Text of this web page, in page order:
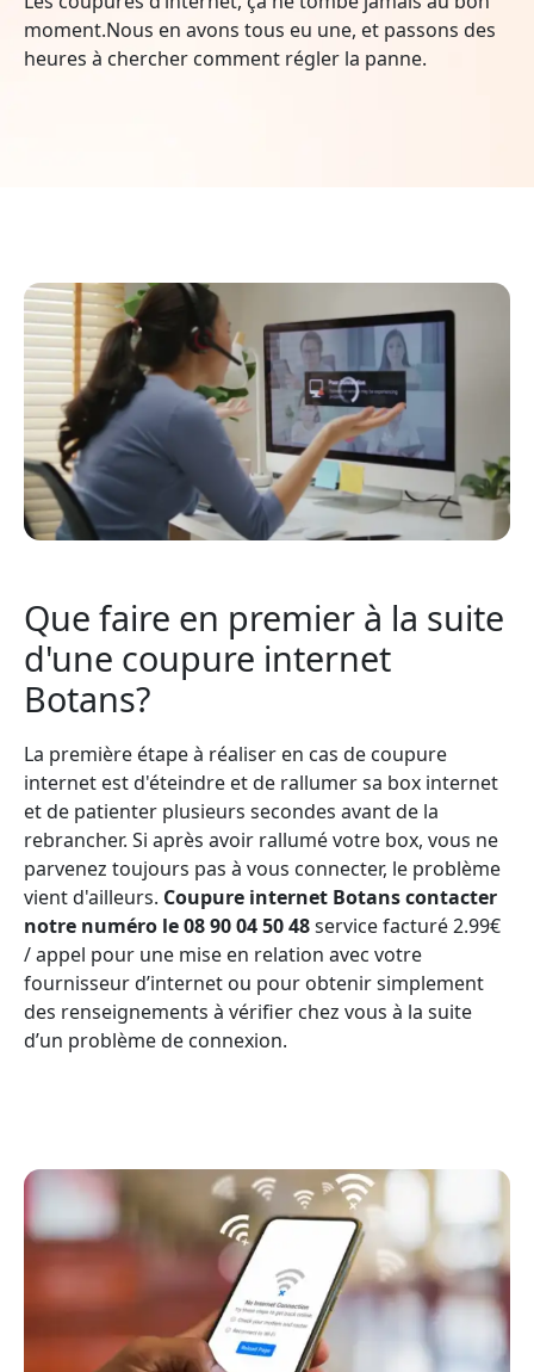
moment.Nous en avons tous eu une, et passons des
heures à chercher comment régler la panne.
Que faire en premier à la suite
d'une coupure internet
Botans?
La première étape à réaliser en cas de coupure
internet est d'éteindre et de rallumer sa box internet
et de patienter plusieurs secondes avant de la
rebrancher. Si après avoir rallumé votre box, vous ne
parvenez toujours pas à vous connecter, le problème
vient d'ailleurs. Coupure internet Botans contacter
notre numéro le 08 90 04 50 48service facturé 2.99€
/ appel pour une mise en relation avec votre
fournisseur d’internet ou pour obtenir simplement
des renseignements à vérifier chez vous à la suite
d’un problème de connexion.